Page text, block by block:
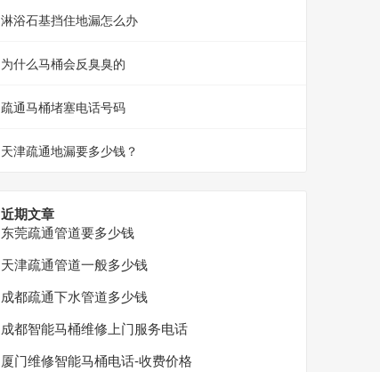
淋浴石基挡住地漏怎么办
为什么马桶会反臭臭的
疏通马桶堵塞电话号码
天津疏通地漏要多少钱？
近期文章
东莞疏通管道要多少钱
天津疏通管道一般多少钱
成都疏通下水管道多少钱
成都智能马桶维修上门服务电话
厦门维修智能马桶电话-收费价格